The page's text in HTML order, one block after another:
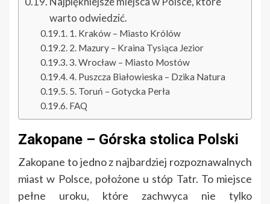
warto odwiedzić.
1. Kraków – Miasto Królów
2. Mazury – Kraina Tysiąca Jezior
3. Wrocław – Miasto Mostów
4. Puszcza Białowieska – Dzika Natura
5. Toruń – Gotycka Perła
FAQ
Zakopane – Górska stolica Polski
Zakopane to jedno z najbardziej rozpoznawalnych
miast w Polsce, położone u stóp Tatr. To miejsce
pełne uroku, które zachwyca nie tylko